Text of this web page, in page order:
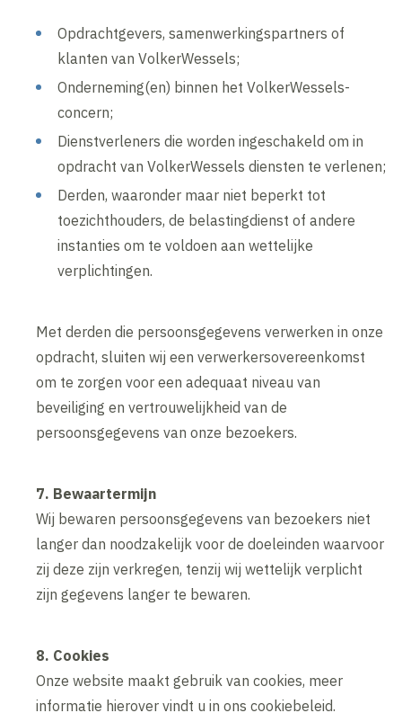
Opdrachtgevers, samenwerkingspartners of
klanten van VolkerWessels;
Onderneming(en) binnen het VolkerWessels-
concern;
Dienstverleners die worden ingeschakeld om in
opdracht van VolkerWessels diensten te verlenen;
Derden, waaronder maar niet beperkt tot
toezichthouders, de belastingdienst of andere
instanties om te voldoen aan wettelijke
verplichtingen.
Met derden die persoonsgegevens verwerken in onze
opdracht, sluiten wij een verwerkersovereenkomst
om te zorgen voor een adequaat niveau van
beveiliging en vertrouwelijkheid van de
persoonsgegevens van onze bezoekers.
7. Bewaartermijn
Wij bewaren persoonsgegevens van bezoekers niet
langer dan noodzakelijk voor de doeleinden waarvoor
zij deze zijn verkregen, tenzij wij wettelijk verplicht
zijn gegevens langer te bewaren.
8. Cookies
Onze website maakt gebruik van cookies, meer
informatie hierover vindt u in ons cookiebeleid.